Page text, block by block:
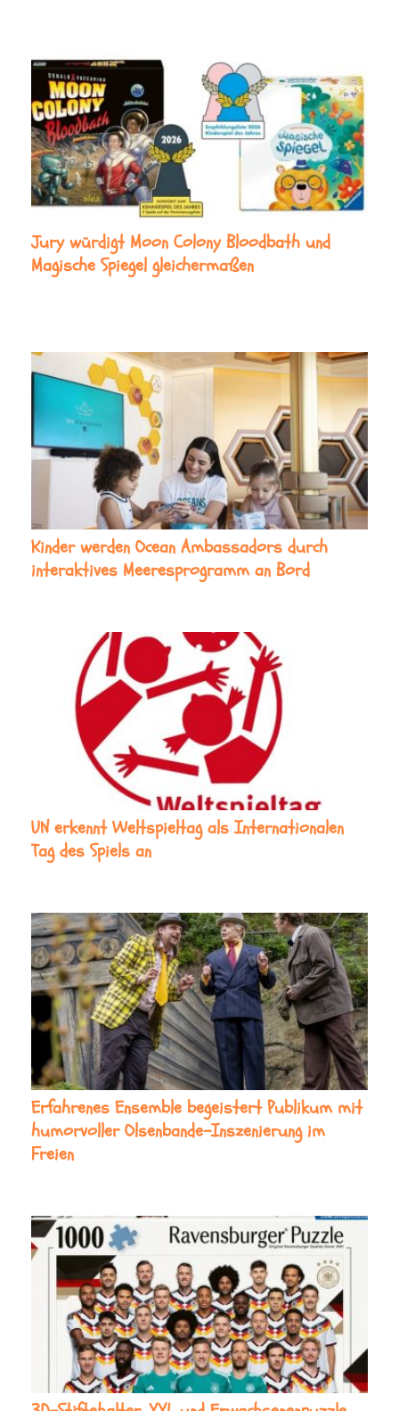
Jury würdigt Moon Colony Bloodbath und
Magische Spiegel gleichermaßen
Kinder werden Ocean Ambassadors durch
interaktives Meeresprogramm an Bord
UN erkennt Weltspieltag als Internationalen
Tag des Spiels an
Erfahrenes Ensemble begeistert Publikum mit
humorvoller Olsenbande-Inszenierung im
Freien